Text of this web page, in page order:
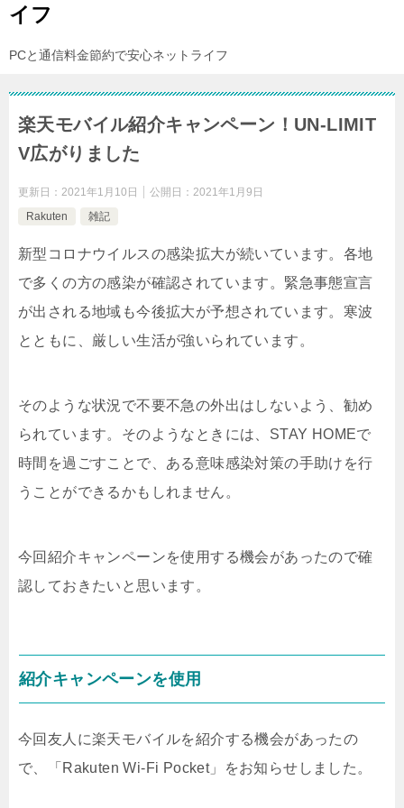
イフ
PCと通信料金節約で安心ネットライフ
楽天モバイル紹介キャンペーン！UN-LIMIT
V広がりました
更新日： 2021年1月10日 公開日： 2021年1月9日
Rakuten
雑記
新型コロナウイルスの感染拡大が続いています。各地
で多くの方の感染が確認されています。緊急事態宣言
が出される地域も今後拡大が予想されています。寒波
とともに、厳しい生活が強いられています。
そのような状況で不要不急の外出はしないよう、勧め
られています。そのようなときには、STAY HOMEで
時間を過ごすことで、ある意味感染対策の手助けを行
うことができるかもしれません。
今回紹介キャンペーンを使用する機会があったので確
認しておきたいと思います。
紹介キャンペーンを使用
今回友人に楽天モバイルを紹介する機会があったの
で、「Rakuten Wi-Fi Pocket」をお知らせしました。